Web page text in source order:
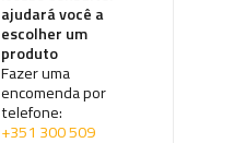
ajudará você a
escolher um
produto
Fazer uma
encomenda por
telefone:
+351 300 509